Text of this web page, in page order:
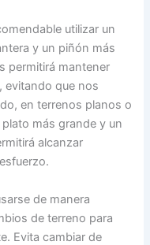
utilizar un
y un piñón más
permitirá mantener
evitando que nos
en terrenos planos o
más grande y un
alcanzar
de manera
de terreno para
Evita cambiar de